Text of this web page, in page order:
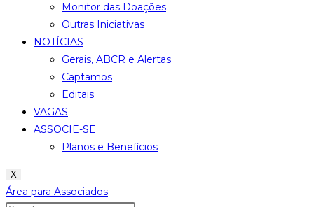
Monitor das Doações
Outras Iniciativas
NOTÍCIAS
Gerais, ABCR e Alertas
Captamos
Editais
VAGAS
ASSOCIE-SE
Planos e Benefícios
X
Área para Associados